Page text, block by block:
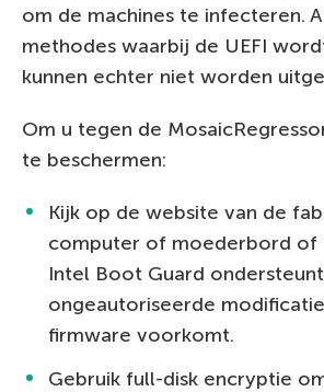
om de machines te infecteren.
methodes waarbij de UEFI
kunnen echter niet worden
Om u tegen de
te beschermen:
Kijk op de website van de
computer of moederbord of
Intel Boot Guard
ongeautoriseerde
firmware voorkomt.
Gebruik full-disk encryptie